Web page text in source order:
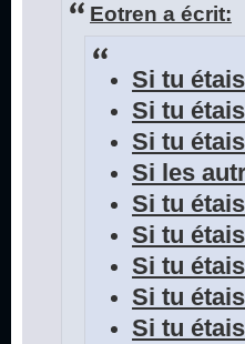
Eotren a écrit:
Si tu
Si tu
Si tu
Si les
Si tu
Si tu
Si tu
Si tu
Si tu